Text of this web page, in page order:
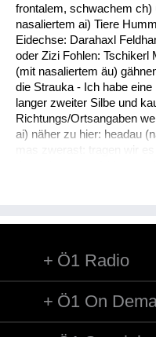
frontalem, schwachem ch)
nasaliertem ai) Tiere
Eidechse: Darahaxl
oder Zizi Fohlen: Tschikerl
(mit nasaliertem äu)
die Strauka - Ich habe
langer zweiter Silbe und
Richtungs/Ortsangaben
ai) näher zu hier: headau
mas zwerast: tragen wir
das w ist stumm) hinunter
Sprechers): oana (kim
mir) weg: dui (kais dui -
Ö1 Radio
Ö1 On